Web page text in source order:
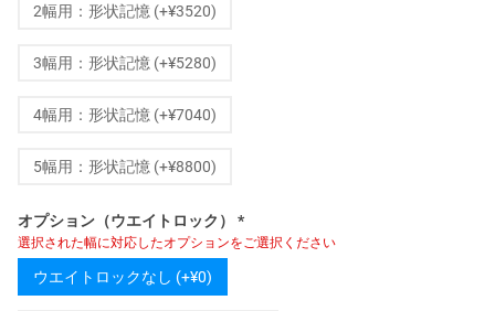
2幅用：形状記憶 (+¥3520)
3幅用：形状記憶 (+¥5280)
4幅用：形状記憶 (+¥7040)
5幅用：形状記憶 (+¥8800)
オプション（ウエイトロック） *
選択された幅に対応したオプションをご選択ください
ウエイトロックなし (+¥0)